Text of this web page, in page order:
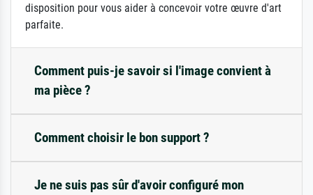
disposition pour vous aider à concevoir votre œuvre d'art
parfaite.
Comment puis-je savoir si l'image convient à
ma pièce ?
Comment choisir le bon support ?
Je ne suis pas sûr d'avoir configuré mon